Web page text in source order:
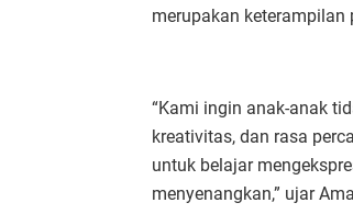
merupakan
“Kami ingin anak-anak
kreativitas, dan rasa
untuk belajar
menyenangkan,” ujar